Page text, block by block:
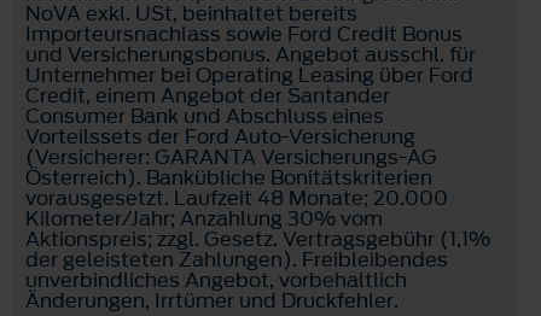
NoVA exkl. USt, beinhaltet bereits
Importeursnachlass sowie Ford Credit Bonus
und Versicherungsbonus. Angebot ausschl. für
Unternehmer bei Operating Leasing über Ford
Credit, einem Angebot der Santander
Consumer Bank und Abschluss eines
Vorteilssets der Ford Auto-Versicherung
(Versicherer: GARANTA Versicherungs-AG
Österreich). Bankübliche Bonitätskriterien
vorausgesetzt. Laufzeit 48 Monate; 20.000
Kilometer/Jahr; Anzahlung 30% vom
Aktionspreis; zzgl. Gesetz. Vertragsgebühr (1,1%
der geleisteten Zahlungen). Freibleibendes
unverbindliches Angebot, vorbehaltlich
Änderungen, Irrtümer und Druckfehler.